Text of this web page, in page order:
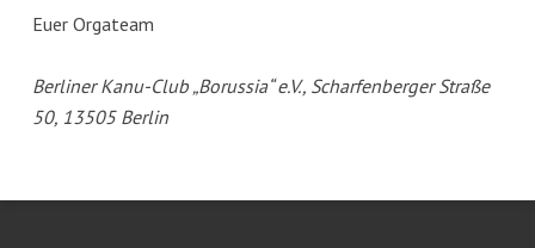
Euer Orgateam
Berliner Kanu-Club „Borussia“ e.V., Scharfenberger Straße
50, 13505 Berlin